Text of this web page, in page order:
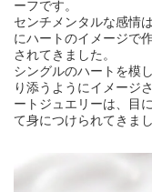
ーフです。
センチメンタルな感情
にハートのイメージで
されてきました。
シングルのハートを模
り添うようにイメージ
ートジュエリーは、目
て身につけられてきまし